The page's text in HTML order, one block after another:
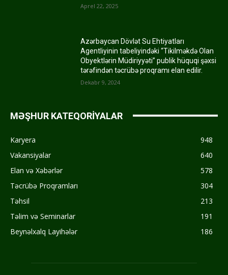
Aprel 22, 2025
Azərbaycan Dövlət Su Ehtiyatları
Agentliyinin tabeliyindəki “Tikilməkdə Olan
Obyektlərin Müdiriyyəti” publik hüquqi şəxsi
tərəfindən təcrübə proqramı elan edilir.
Dekabr 9, 2024
MƏŞHUR KATEQORİYALAR
Karyera
948
Vakansiyalar
640
Elan və Xəbərlər
578
Təcrübə Proqramları
304
Təhsil
213
Təlim və Seminarlar
191
Beynəlxalq Layihələr
186